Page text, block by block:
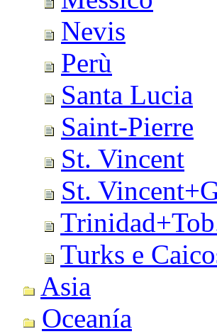
Nevis
Perù
Santa Lucia
Saint-Pierre
St. Vincent
St.
Turks e
Asia
Oceanía